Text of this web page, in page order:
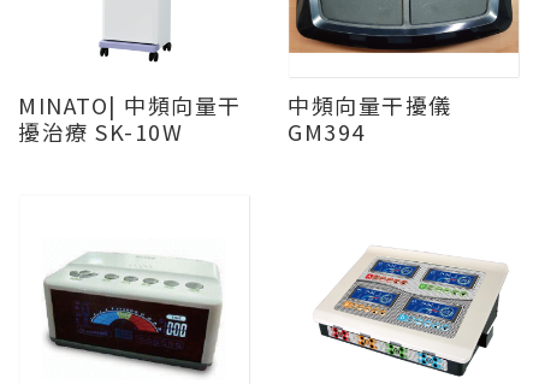
MINATO| 中頻向量干
擾治療 SK-10W
中頻向量干擾儀
GM394